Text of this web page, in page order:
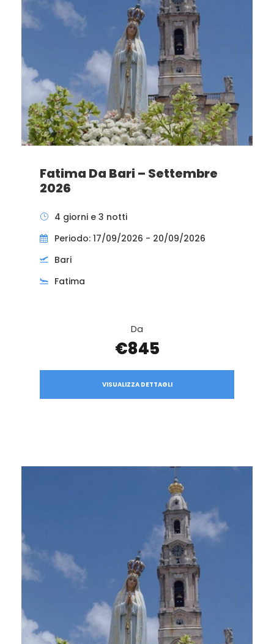
Fatima Da Bari – Settembre
2026
4 giorni e 3 notti
Periodo: 17/09/2026 - 20/09/2026
Bari
Fatima
Da
€845
VISUALIZZA DETTAGLI